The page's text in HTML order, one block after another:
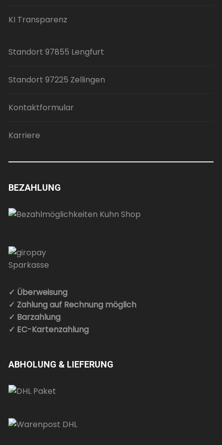
KI Transparenz
Standort 97855 Lengfurt
Standort 97225 Zellingen
Kontaktformular
Karriere
BEZAHLUNG
✓ Überweisung
✓ Zahlung auf Rechnung möglich
✓ Barzahlung
✓ EC-Kartenzahlung
ABHOLUNG & LIEFERUNG